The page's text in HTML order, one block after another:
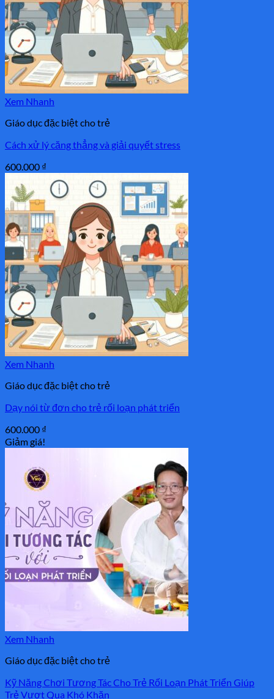
Xem Nhanh
Giáo dục đặc biệt cho trẻ
Cách xử lý căng thẳng và giải quyết stress
600.000 ₫
Xem Nhanh
Giáo dục đặc biệt cho trẻ
Dạy nói từ đơn cho trẻ rối loạn phát triển
600.000 ₫
Giảm giá!
Xem Nhanh
Giáo dục đặc biệt cho trẻ
Kỹ Năng Chơi Tương Tác Cho Trẻ Rối Loạn Phát Triển Giúp
Trẻ Vượt Qua Khó Khăn